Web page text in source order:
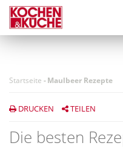
Direkt
zum
Inhalt
Startseite -Maulbeer Rezepte
DRUCKEN TEILEN
Die besten